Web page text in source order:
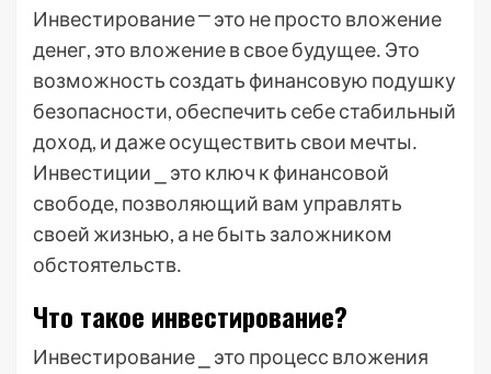
Инвестирование ⎻ это не просто вложение
денег, это вложение в свое будущее․ Это
возможность создать финансовую подушку
безопасности, обеспечить себе стабильный
доход, и даже осуществить свои мечты․
Инвестиции ⎯ это ключ к финансовой
свободе, позволяющий вам управлять
своей жизнью, а не быть заложником
обстоятельств․
Что такое инвестирование?
Инвестирование ⎯ это процесс вложения